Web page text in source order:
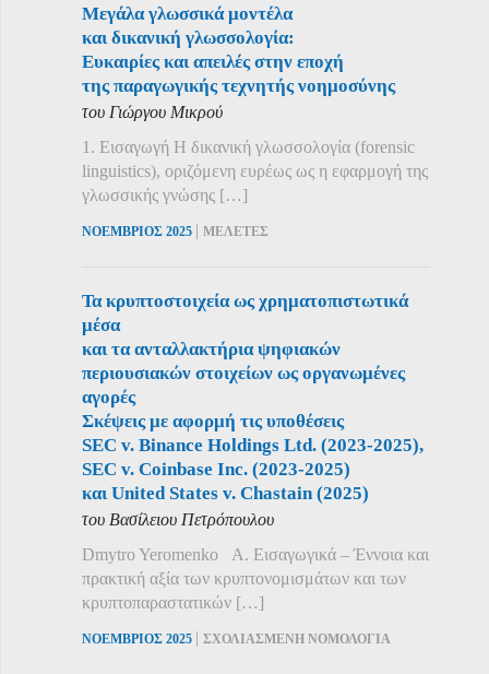
Μεγάλα γλωσσικά μοντέλα
και δικανική γλωσσολογία:
Ευκαιρίες και απειλές στην εποχή
της παραγωγικής τεχνητής νοημοσύνης
του Γιώργου Μικρού
1. Εισαγωγή Η δικανική γλωσσολογία (forensic
linguistics), οριζόμενη ευρέως ως η εφαρμογή της
γλωσσικής γνώσης […]
ΝΟΕΜΒΡΙΟΣ 2025 | ΜΕΛΕΤΕΣ
Τα κρυπτοστοιχεία ως χρηματοπιστωτικά
μέσα
και τα ανταλλακτήρια ψηφιακών
περιουσιακών στοιχείων ως οργανωμένες
αγορές
Σκέψεις με αφορμή τις υποθέσεις
SEC v. Binance Holdings Ltd. (2023-2025),
SEC v. Coinbase Inc. (2023-2025)
και United States v. Chastain (2025)
του Βασίλειου Πετρόπουλου
Dmytro Yeromenko Α. Εισαγωγικά – Έννοια και
πρακτική αξία των κρυπτονομισμάτων και των
κρυπτοπαραστατικών […]
ΝΟΕΜΒΡΙΟΣ 2025 | ΣΧΟΛΙΑΣΜΕΝΗ ΝΟΜΟΛΟΓΙΑ